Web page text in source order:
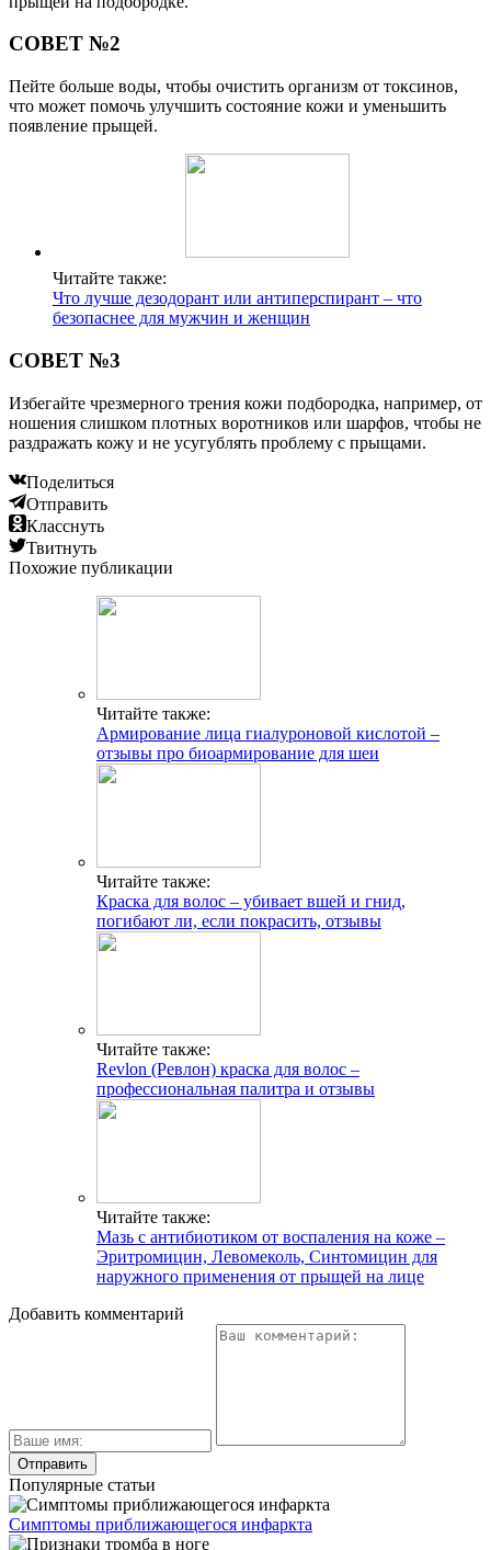
СОВЕТ №2
Пейте больше воды, чтобы очистить организм от токсинов,
что может помочь улучшить состояние кожи и уменьшить
появление прыщей.
Читайте также:
Что лучше дезодорант или антиперспирант – что
безопаснее для мужчин и женщин
СОВЕТ №3
Избегайте чрезмерного трения кожи подбородка, например, от
ношения слишком плотных воротников или шарфов, чтобы не
раздражать кожу и не усугублять проблему с прыщами.
Поделиться
Отправить
Класснуть
Твитнуть
Похожие публикации
Читайте также:
Армирование лица гиалуроновой кислотой –
отзывы про биоармирование для шеи
Читайте также:
Краска для волос – убивает вшей и гнид,
погибают ли, если покрасить, отзывы
Читайте также:
Revlon (Ревлон) краска для волос –
профессиональная палитра и отзывы
Читайте также:
Мазь с антибиотиком от воспаления на коже –
Эритромицин, Левомеколь, Синтомицин для
наружного применения от прыщей на лице
Добавить комментарий
Популярные статьи
Симптомы приближающегося инфаркта